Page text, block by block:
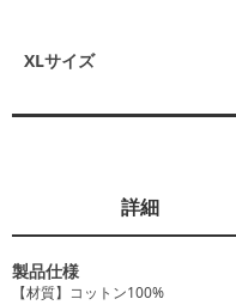
XLサイズ
詳細
製品仕様
【材質】コットン100%